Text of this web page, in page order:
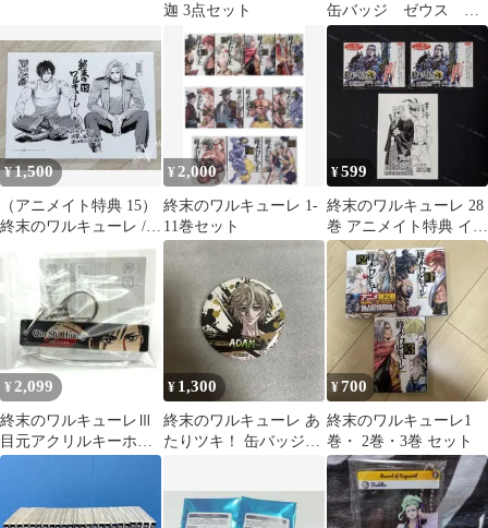
迦 3点セット
缶バッジ ゼウス ア
ダム
¥1,500
（アニメイト特典 15）
終末のワルキューレ /
¥ 2,000
終末のワルキューレ 1-
11巻セット
¥599
終末のワルキューレ 28
巻 アニメイト特典 イラ
ストカード
¥ 2,099
終末のワルキューレⅢ
目元アクリルキーホル
ダー 始皇帝
¥ 1,300
終末のワルキューレ あ
たりツキ！ 缶バッジ
¥700
終末のワルキューレ1
巻・ 2巻・3巻 セット